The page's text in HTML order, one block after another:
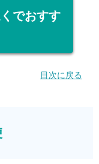
でおすす
目次に戻る